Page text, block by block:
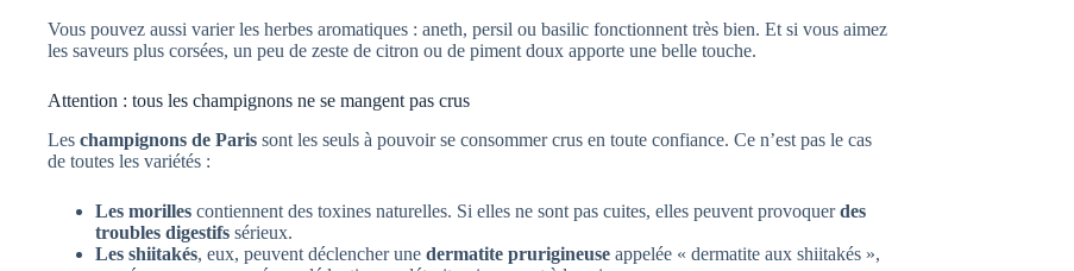
Vous pouvez aussi varier les herbes aromatiques : aneth, persil ou basilic fonctionnent très bien. Et si vous aimez
les saveurs plus corsées, un peu de zeste de citron ou de piment doux apporte une belle touche.
Attention : tous les champignons ne se mangent pas crus
Les champignons de Paris sont les seuls à pouvoir se consommer crus en toute confiance. Ce n’est pas le cas
de toutes les variétés :
Les morilles contiennent des toxines naturelles. Si elles ne sont pas cuites, elles peuvent provoquerdes
troubles digestifs sérieux.
Les shiitakés, eux, peuvent déclencher une dermatite prurigineuse appelée « dermatite aux shiitakés »,